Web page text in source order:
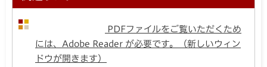
PDFファイルをご覧いただくため
には、Adobe Reader が必要です。（新しいウィン
ドウが開きます）